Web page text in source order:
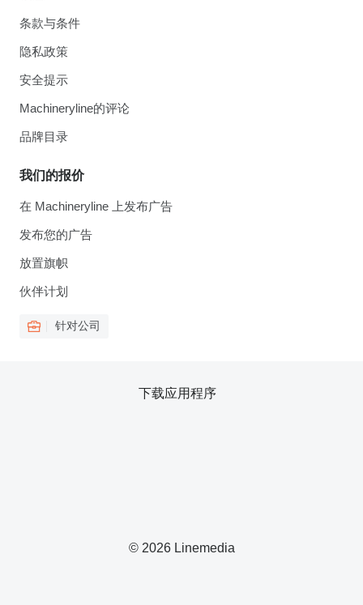
条款与条件
隐私政策
安全提示
Machineryline的评论
品牌目录
我们的报价
在 Machineryline 上发布广告
发布您的广告
放置旗帜
伙伴计划
针对公司
© 2026 Linemedia
下载应用程序